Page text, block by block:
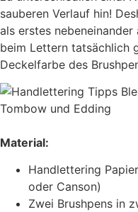
sauberen Verlauf hin!
als erstes
beim Lettern tatsächlich
Deckelfarbe des
Material:
Handlettering
oder Canson)
Zwei Brushpens in